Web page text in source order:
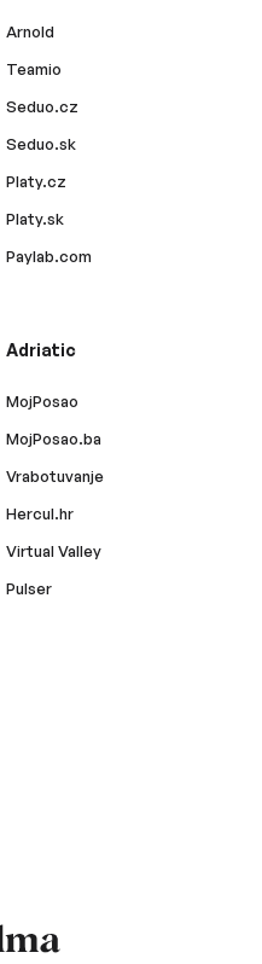
Arnold
Teamio
Seduo.cz
Seduo.sk
Platy.cz
Platy.sk
Paylab.com
Adriatic
MojPosao
MojPosao.ba
Vrabotuvanje
Hercul.hr
Virtual Valley
Pulser